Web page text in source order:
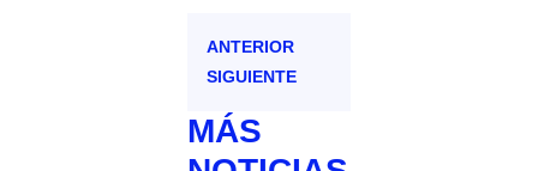
ANTERIOR
SIGUIENTE
MÁS